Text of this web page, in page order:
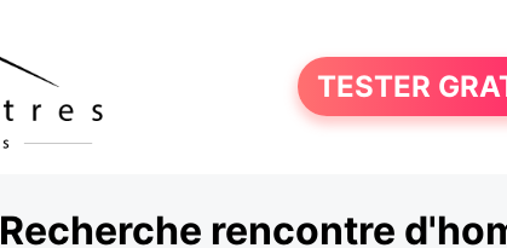
TESTER
Recherche rencontre